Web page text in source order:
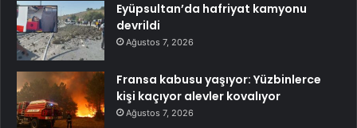
Eyüpsultan’da hafriyat kamyonu
devrildi
Ağustos 7, 2026
Fransa kabusu yaşıyor: Yüzbinlerce
kişi kaçıyor alevler kovalıyor
Ağustos 7, 2026